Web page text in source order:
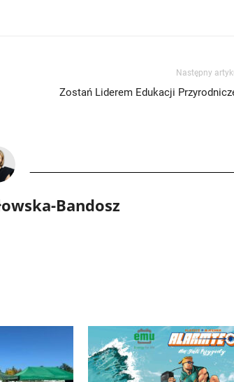
Następny
Zostań Liderem Edukacji
Bandosz